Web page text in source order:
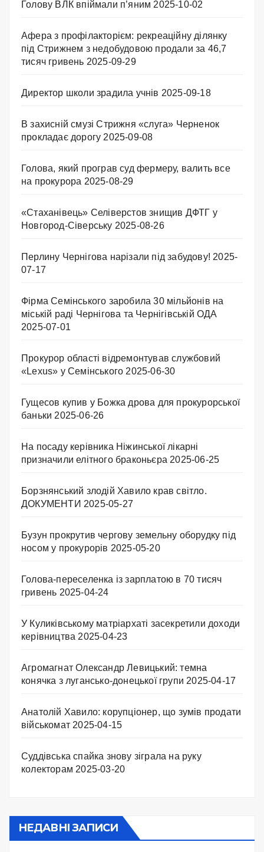
Голову ВЛК впіймали п’яним 2025-10-02
Афера з профілакторієм: рекреаційну ділянку
під Стрижнем з недобудовою продали за 46,7
тисяч гривень 2025-09-29
Директор школи зрадила учнів 2025-09-18
В захисній смузі Стрижня «слуга» Черненок
прокладає дорогу 2025-09-08
Голова, який програв суд фермеру, валить все
на прокурора 2025-08-29
«Стаханівець» Селіверстов знищив ДФТГ у
Новгород-Сіверську 2025-08-26
Перлину Чернігова нарізали під забудову! 2025-
07-17
Фірма Семінського заробила 30 мільйонів на
міській раді Чернігова та Чернігівській ОДА
2025-07-01
Прокурор області відремонтував службовий
«Lexus» у Семінського 2025-06-30
Гущесов купив у Божка дрова для прокурорської
баньки 2025-06-26
На посаду керівника Ніжинської лікарні
призначили елітного браконьєра 2025-06-25
Борзнянський злодій Хавило крав світло.
ДОКУМЕНТИ 2025-05-27
Бузун прокрутив чергову земельну оборудку під
носом у прокурорів 2025-05-20
Голова-переселенка із зарплатою в 70 тисяч
гривень 2025-04-24
У Куликівському матріархаті засекретили доходи
керівництва 2025-04-23
Агромагнат Олександр Левицький: темна
конячка з лугансько-донецької групи 2025-04-17
Анатолій Хавило: корупціонер, що зумів продати
військомат 2025-04-15
Суддівська спайка знову зіграла на руку
колекторам 2025-03-20
НЕДАВНІ ЗАПИСИ